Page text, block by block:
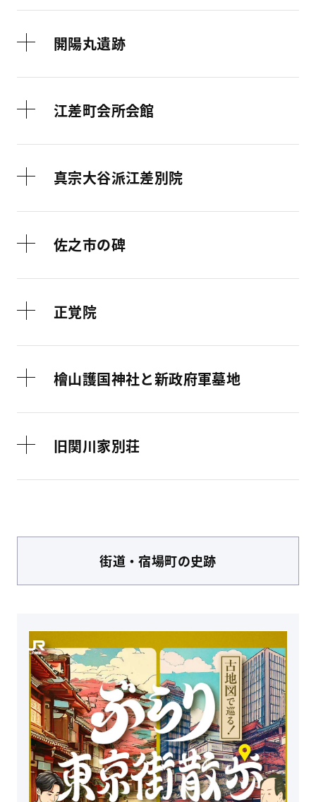
開陽丸遺跡
江差町会所会館
真宗大谷派江差別院
佐之市の碑
正覚院
檜山護国神社と新政府軍墓地
旧関川家別荘
街道・宿場町の史跡